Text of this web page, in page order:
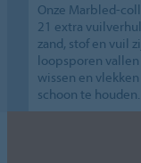
Onze Marbled-
21 extra
zand, stof en vuil
loopsporen
wissen en
schoon te houden.